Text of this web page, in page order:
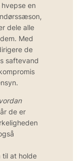
en
dele alle
Med
de
saftevand
de er
at holde